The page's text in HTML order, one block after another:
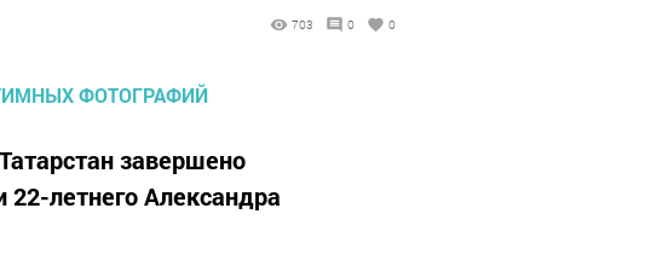
703 0 0
завершено
22-летнего Александра